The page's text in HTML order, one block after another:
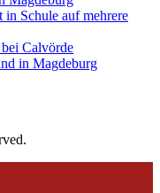
in Schule auf mehrere
Calvörde
in Magdeburg